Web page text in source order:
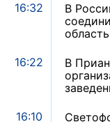
16:32
В
область
16:22
В
16:10